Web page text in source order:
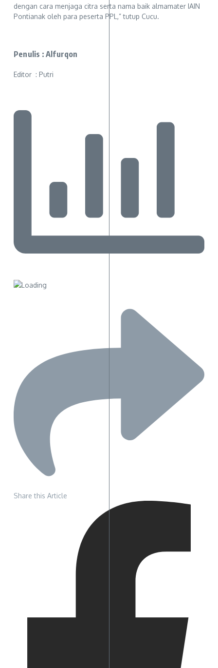
dengan cara menjaga citra serta nama baik almamater IAIN
Pontianak oleh para peserta PPL,” tutup Cucu.
Penulis : Alfurqon
Editor : Putri
Share this Article